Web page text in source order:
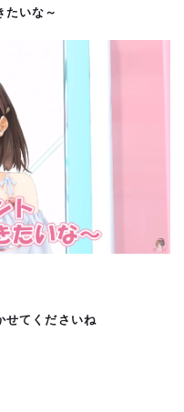
たいな～
せてくださいね